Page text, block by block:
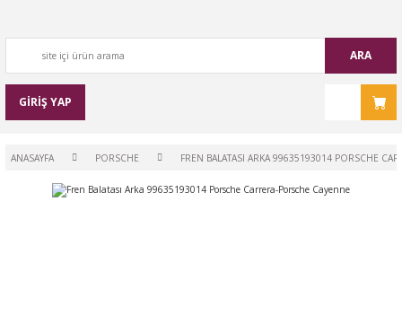
ARA
GİRİŞ YAP
ANASAYFA PORSCHE FREN BALATASI ARKA 99635193014 PORSCHE